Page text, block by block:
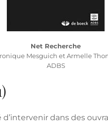
Net Recherche
Mesguich et Armelle
ADBS
dans des